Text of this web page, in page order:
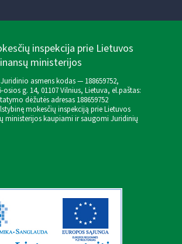
inspekcija prie Lietuvos
ministerijos
asmens kodas — 188659752,
osios g. 14, 01107 Vilnius, Lietuva, el.paštas:
dėžutės adresas 188659752
mokesčių inspekciją prie Lietuvos
ministerijos kaupiami ir saugomi Juridinių